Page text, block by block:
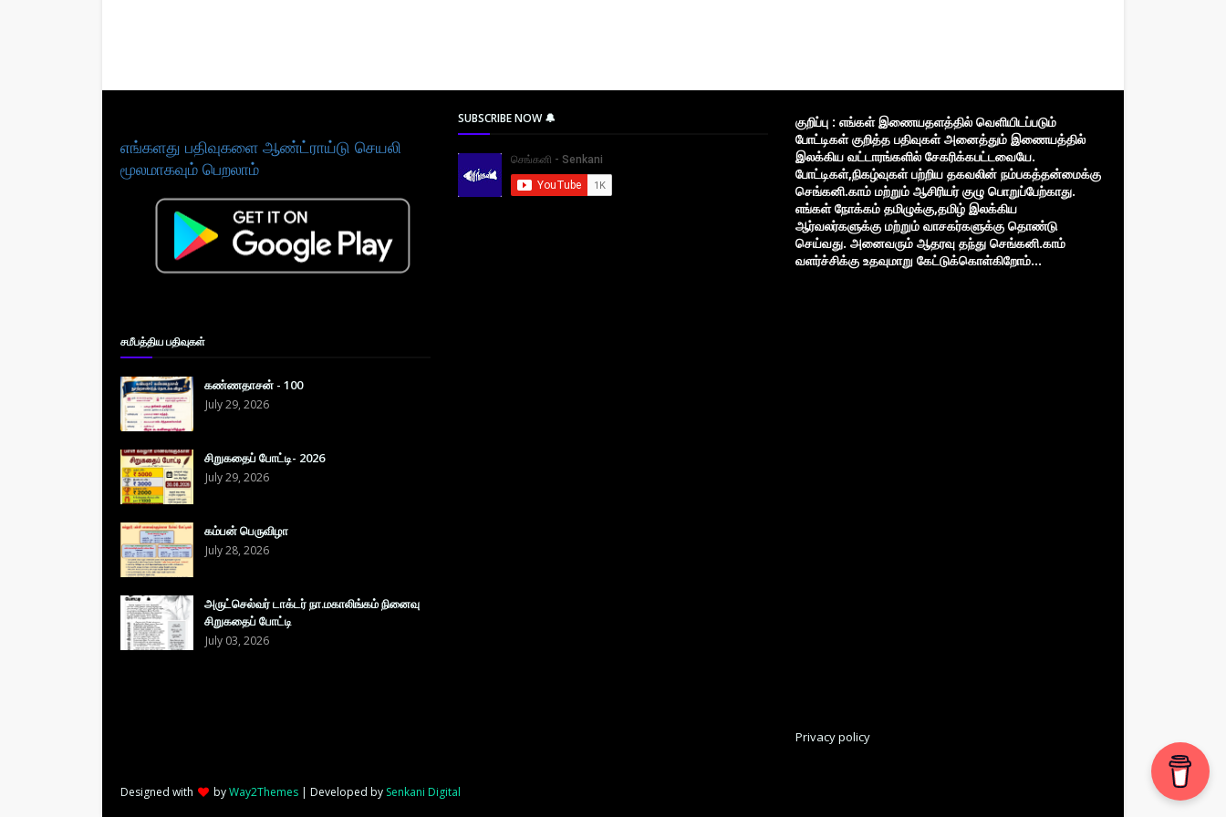
எங்களது பதிவுகளை ஆண்ட்ராய்டு செயலி
மூலமாகவும் பெறலாம்
சமீபத்திய பதிவுகள்
கண்ணதாசன் - 100
July 29, 2026
சிறுகதைப் போட்டி- 2026
July 29, 2026
கம்பன் பெருவிழா
July 28, 2026
அருட்செல்வர் டாக்டர் நா.மகாலிங்கம் நினைவு
சிறுகதைப் போட்டி
July 03, 2026
SUBSCRIBE NOW 🔔
குறிப்பு : எங்கள் இணையதளத்தில் வெளியிடப்படும்
போட்டிகள் குறித்த பதிவுகள் அனைத்தும் இணையத்தில்
இலக்கிய வட்டாரங்களில் சேகரிக்கபட்டவையே.
போட்டிகள்,நிகழ்வுகள் பற்றிய தகவலின் நம்பகத்தன்மைக்கு
செங்கனி.காம் மற்றும் ஆசிரியர் குழு பொறுப்பேற்காது.
எங்கள் நோக்கம் தமிழுக்கு,தமிழ் இலக்கிய
ஆர்வலர்களுக்கு மற்றும் வாசகர்களுக்கு தொண்டு
செய்வது. அனைவரும் ஆதரவு தந்து செங்கனி.காம்
வளர்ச்சிக்கு உதவுமாறு கேட்டுக்கொள்கிறோம்...
Privacy policy
Designed with byWay2Themes | Developed by Senkani Digital